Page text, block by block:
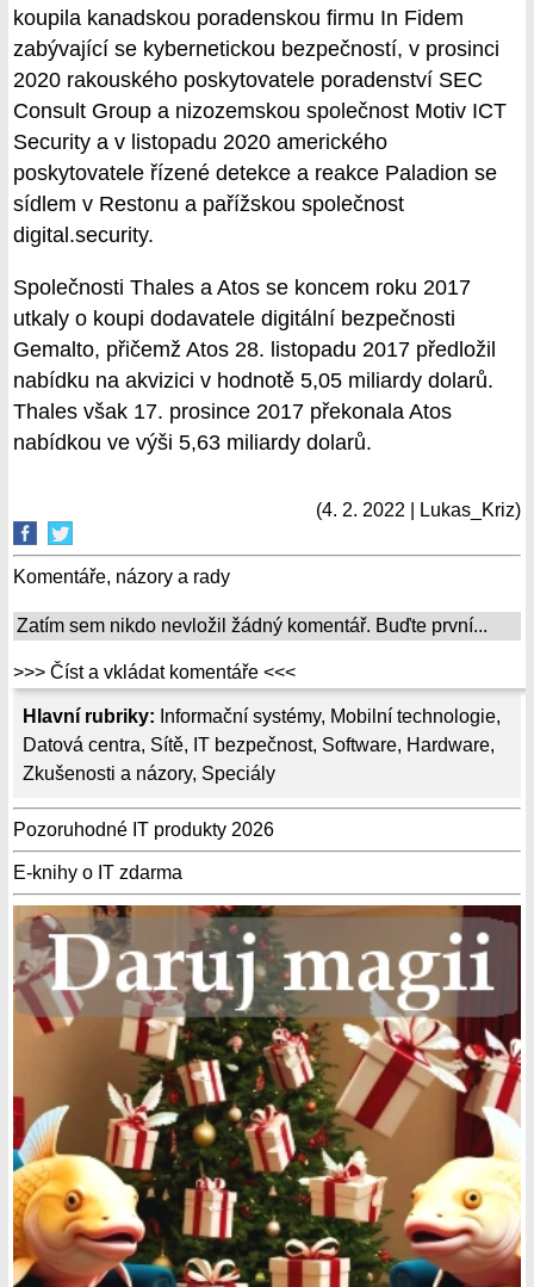
Hlavní rubriky: Informační systémy, Mobilní technologie,
Datová centra, Sítě, IT bezpečnost, Software, Hardware,
Zkušenosti a názory, Speciály
Pozoruhodné IT produkty 2026
E-knihy o IT zdarma
koupila kanadskou poradenskou firmu In Fidem
zabývající se kybernetickou bezpečností, v prosinci
2020 rakouského poskytovatele poradenství SEC
Consult Group a nizozemskou společnost Motiv ICT
Security a v listopadu 2020 amerického
poskytovatele řízené detekce a reakce Paladion se
sídlem v Restonu a pařížskou společnost
digital.security.
Společnosti Thales a Atos se koncem roku 2017
utkaly o koupi dodavatele digitální bezpečnosti
Gemalto, přičemž Atos 28. listopadu 2017 předložil
nabídku na akvizici v hodnotě 5,05 miliardy dolarů.
Thales však 17. prosince 2017 překonala Atos
nabídkou ve výši 5,63 miliardy dolarů.
(4. 2. 2022 | Lukas_Kriz)
Komentáře, názory a rady
Zatím sem nikdo nevložil žádný komentář. Buďte první...
>>> Číst a vkládat komentáře <<<